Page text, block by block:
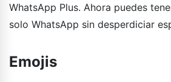
WhatsApp Plus. Ahora puedes
solo WhatsApp sin desperdiciar
Emojis